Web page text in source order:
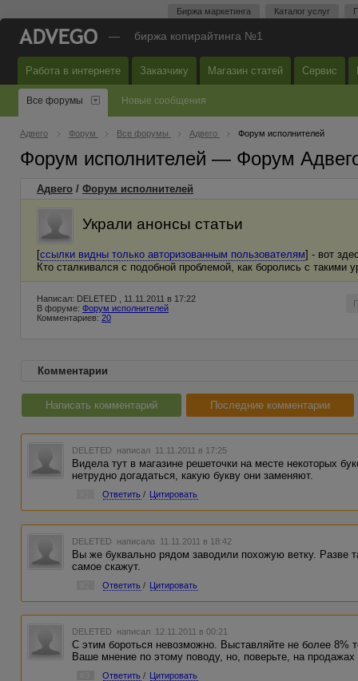
Биржа маркетинга Каталог услуг
— биржа копирайтинга №1
Работа в интернете Заказчику Магазин статей Сервис
Все форумы Новые сообщения
Адвего Форум Все форумы Адвего Форум исполнителей
Форум исполнителей — Форум
Адвего / Форум исполнителей
Украли анонсы статьи
[ссылки видны только авторизованным пользователям] - вот
Кто сталкивался с подобной проблемой, как боролись с такими
Написал: DELETED , 11.11.2011 в 17:22
В форуме: Форум исполнителей
Комментариев: 20
Комментарии
Написать комментарий Последние комментарии
DELETED написал 11.11.2011 в 17:25
Видела тут в магазине решеточки на месте некоторых
нетрудно догадаться, какую букву они заменяют.
Ответить / Цитировать
DELETED написала 11.11.2011 в 18:42
Вы же буквально рядом заводили похожую ветку. Разве
самое скажут.
Ответить / Цитировать
DELETED написал 12.11.2011 в 00:21
С этим бороться невозможно. Выставляйте не более 8%
Ваше мнение по этому поводу, но, поверьте, на
Ответить / Цитировать